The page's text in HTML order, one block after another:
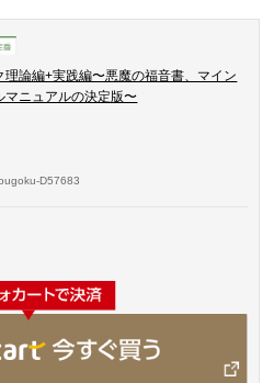
理論編+実践編〜悪魔の福音書、マイン
マニュアルの決定版〜
D57683